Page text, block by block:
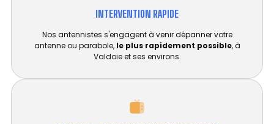
INTERVENTION RAPIDE
Nos antennistes s'engagent à venir dépanner votre
antenne ou parabole, le plus rapidement possible, à
Valdoie et ses environs.